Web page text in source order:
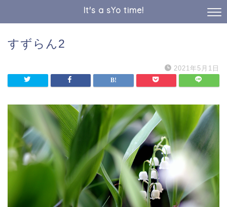
It's a sYo time!
すずらん2
2021年5月1日